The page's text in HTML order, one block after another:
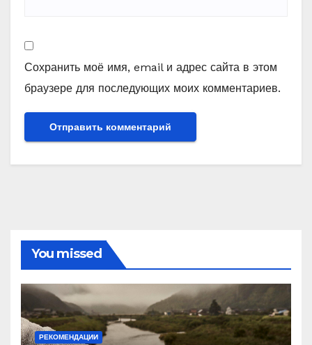
Сохранить моё имя, email и адрес сайта в этом
браузере для последующих моих комментариев.
You missed
РЕКОМЕНДАЦИИ